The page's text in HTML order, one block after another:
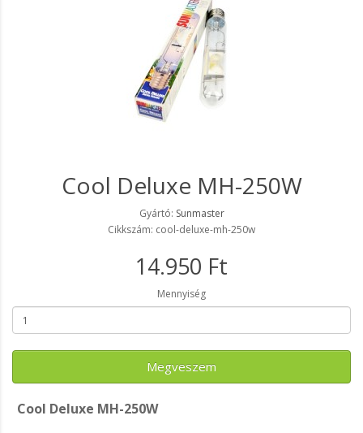
Cool Deluxe MH-250W
Gyártó: Sunmaster
Cikkszám: cool-deluxe-mh-250w
14.950 Ft
Mennyiség
Megveszem
Cool Deluxe MH-250W